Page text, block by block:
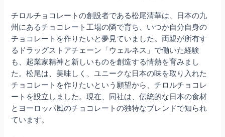
チロルチョコレートの創設者である松尾清華は、日本の九
州にあるチョコレート工場の隣で育ち、いつか自分自身の
チョコレートを作りたいと夢見ていました。両親が所有す
るドラッグストアチェーン「ウェルネス」で働いた経験
も、起業家精神と新しいものを創造する情熱を育みまし
た。松尾は、美味しく、ユニークな日本の味を取り入れた
チョコレートを作りたいという願望から、チロルチョコレ
ートを設立しました。現在、同社は、伝統的な日本の食材
とヨーロッパ風のチョコレートの独特なブレンドで知られ
ています。